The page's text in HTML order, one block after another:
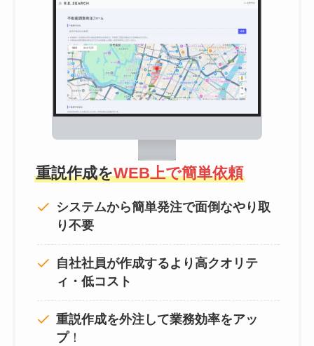
重説作成をWEB上で簡単依頼
システムから簡単発注で面倒なやり取
り不要
自社社員が作成するより高クオリテ
ィ・低コスト
重説作成を外注して業務効率をアッ
プ！